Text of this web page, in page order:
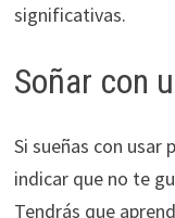
significativas.
Soñar con
Si sueñas con usar
indicar que no te
Tendrás que